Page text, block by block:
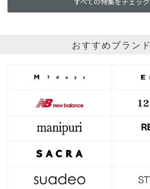
おすすめブランド